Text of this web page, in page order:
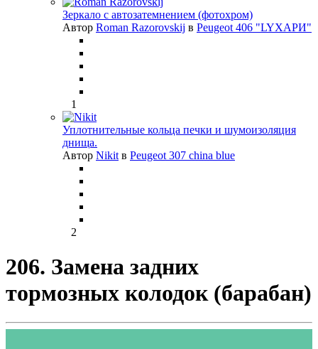
Зеркало с автозатемнением (фотохром)
Автор Roman Razorovskij в Peugeot 406 "LYХАРИ"
1
Уплотнительные кольца печки и шумоизоляция
днища.
Автор Nikit в Peugeot 307 china blue
2
206. Замена задних
тормозных колодок (барабан)